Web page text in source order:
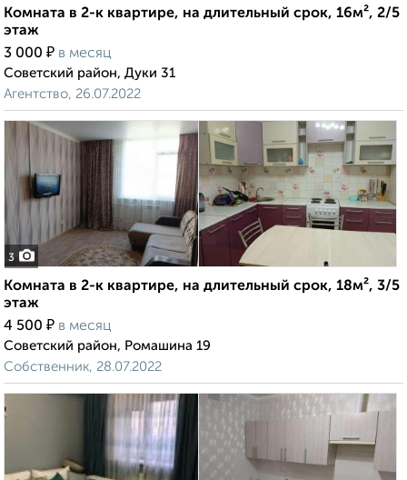
Комната в 2-к квартире, на длительный срок, 16м², 2/5
этаж
3 000 ₽ в месяц
Советский район, Дуки 31
Агентство, 26.07.2022
3
Комната в 2-к квартире, на длительный срок, 18м², 3/5
этаж
4 500 ₽ в месяц
Советский район, Ромашина 19
Собственник, 28.07.2022